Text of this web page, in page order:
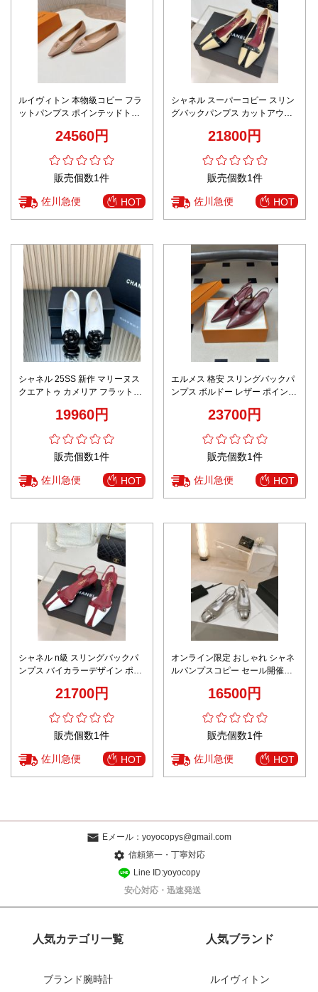
ルイヴィトン 本物級コピー フラ
ットパンプス ポインテッドトゥ
24560円
販売個数1件
佐川急便 HOT
シャネル スーパーコピー スリン
グバックパンプス カットアウト
21800円
販売個数1件
佐川急便 HOT
シャネル 25SS 新作 マリーヌス
クエアトゥ カメリア フラットシ
19960円
販売個数1件
佐川急便 HOT
エルメス 格安 スリングバックパ
ンプス ボルドー レザー ポインテ
23700円
販売個数1件
佐川急便 HOT
シャネル n級 スリングバックパ
ンプス バイカラーデザイン ポイ
21700円
販売個数1件
佐川急便 HOT
オンライン限定 おしゃれ シャネ
ルパンプスコピー セール開催中
優雅 シルバー16500円
販売個数1件
佐川急便 HOT
Eメール： yoyocopys@gmail.com
信頼第一・丁寧対応
Line ID:yoyocopy
安心対応・迅速発送
人気カテゴリ一覧
ブランド腕時計
人気ブランド
ルイヴィトン